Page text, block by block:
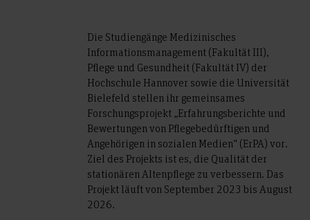
Die Studiengänge Medizinisches
Informationsmanagement (Fakultät III),
Pflege und Gesundheit (Fakultät IV) der
Hochschule Hannover sowie die Universität
Bielefeld stellen ihr gemeinsames
Forschungsprojekt „Erfahrungsberichte und
Bewertungen von Pflegebedürftigen und
Angehörigen in sozialen Medien“ (ErPA) vor.
Ziel des Projekts ist es, die Qualität der
stationären Altenpflege zu verbessern. Das
Projekt läuft von September 2023 bis August
2026.